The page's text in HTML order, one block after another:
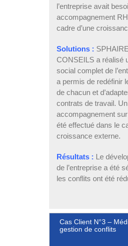
l’entreprise avait
accompagnement
cadre d’une
Solutions : SPHAIRE
CONSEILS a réalisé
social complet de
a permis de redéfinir
de chacun et
contrats de travail. Un
accompagnement
été effectué dans le
croissance externe.
Résultats : Le
de l’entreprise a été
les conflits ont été
Cas Client N°3 –
gestion de conflits